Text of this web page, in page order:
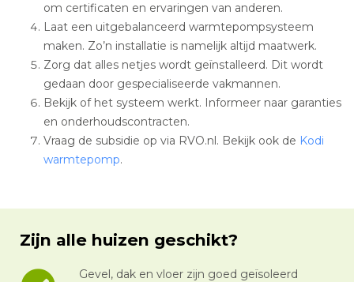
om certificaten en ervaringen van anderen.
Laat een uitgebalanceerd warmtepompsysteem
maken. Zo’n installatie is namelijk altijd maatwerk.
Zorg dat alles netjes wordt geïnstalleerd. Dit wordt
gedaan door gespecialiseerde vakmannen.
Bekijk of het systeem werkt. Informeer naar garanties
en onderhoudscontracten.
Vraag de subsidie op via RVO.nl. Bekijk ook de Kodi
warmtepomp.
Zijn alle huizen geschikt?
Gevel, dak en vloer zijn goed geïsoleerd